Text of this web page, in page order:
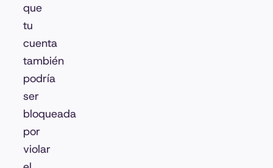
que
tu
cuenta
también
podría
ser
bloqueada
por
violar